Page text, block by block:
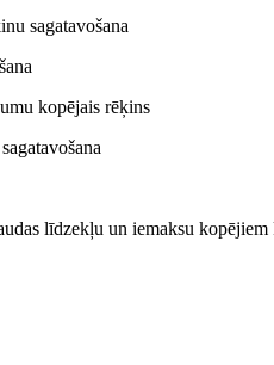
sagatavošana
kopējais rēķins
līdzekļu un iemaksu